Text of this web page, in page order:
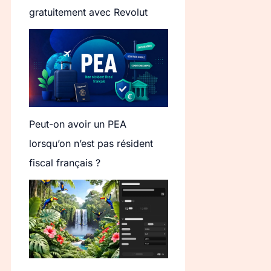
gratuitement avec Revolut
Peut-on avoir un PEA
lorsqu’on n’est pas résident
fiscal français ?